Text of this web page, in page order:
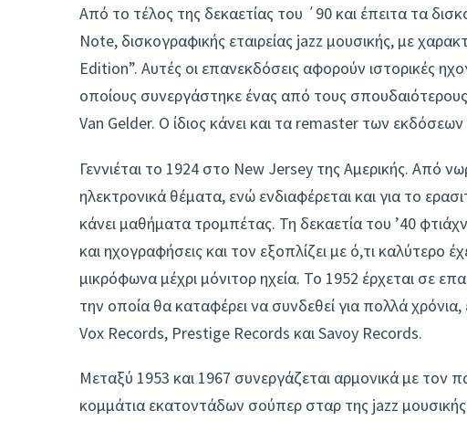
Από το τέλος της δεκαετίας του ΄90 και έπειτα τα
Note, δισκογραφικής εταιρείας jazz μουσικής, με
Edition”. Αυτές οι επανεκδόσεις αφορούν ιστορικές
οποίους συνεργάστηκε ένας από τους
Van Gelder. Ο ίδιος κάνει και τα remaster των
Γεννιέται το 1924 στο New Jersey της Αμερικής. Από
ηλεκτρονικά θέματα, ενώ ενδιαφέρεται και για το
κάνει μαθήματα τρομπέτας. Τη δεκαετία του ’40
και ηχογραφήσεις και τον εξοπλίζει με ό,τι καλύτερο
μικρόφωνα μέχρι μόνιτορ ηχεία. Το 1952 έρχεται σε
την οποία θα καταφέρει να συνδεθεί για πολλά
Vox Records, Prestige Records και Savoy Records.
Μεταξύ 1953 και 1967 συνεργάζεται αρμονικά με τον
κομμάτια εκατοντάδων σούπερ σταρ της jazz